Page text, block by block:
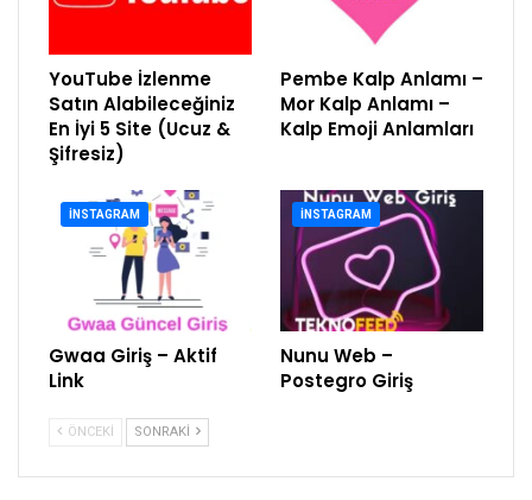
YouTube İzlenme
Satın Alabileceğiniz
En İyi 5 Site (Ucuz &
Şifresiz)
Pembe Kalp Anlamı –
Mor Kalp Anlamı –
Kalp Emoji Anlamları
İNSTAGRAM
Gwaa Giriş – Aktif
Link
İNSTAGRAM
Nunu Web –
Postegro Giriş
ÖNCEKI SONRAKI